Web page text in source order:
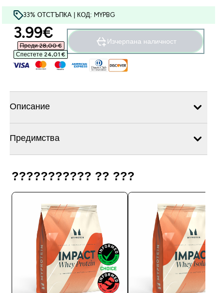
33% ОТСТЪПКА | КОД: MYPBG
discounted price
3.99€‎
Преди 28,00 €‎
Спестете 24,01 €‎
Изчерпана наличност
Описание
Предимства
??????????? ?? ???